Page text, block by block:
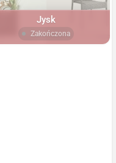
Jysk
Zakończona